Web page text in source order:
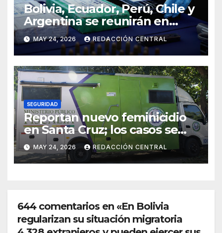
Bolivia, Ecuador, Perú, Chile y
Argentina se reunirán en
Santiago contra la
delincuencia organizada
transnacional
MAY 24, 2026 REDACCIÓN CENTRAL
SEGURIDAD
Reportan nuevo feminicidio
en Santa Cruz; los casos se
elevan a 33 en el país
MAY 24, 2026 REDACCIÓN CENTRAL
644 comentarios en «En Bolivia
regularizan su situación migratoria